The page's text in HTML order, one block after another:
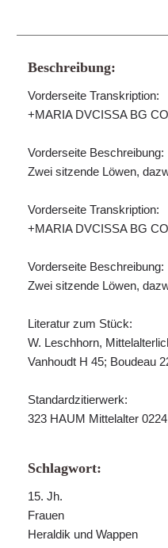
Beschreibung:
Vorderseite Transkription:
+MARIA DVCISSA BG
Vorderseite Beschreibung:
Zwei sitzende Löwen,
Vorderseite Transkription:
+MARIA DVCISSA BG
Vorderseite Beschreibung:
Zwei sitzende Löwen,
Literatur zum Stück:
W. Leschhorn,
Vanhoudt H 45; Boudeau
Standardzitierwerk:
323 HAUM Mittelalter
Schlagwort:
15. Jh.
Frauen
Heraldik und Wappen